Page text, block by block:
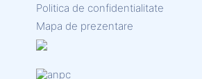
Politica de confidentialitate
Mapa de prezentare